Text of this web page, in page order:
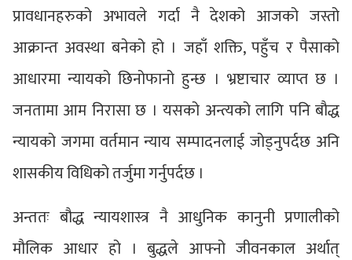
प्रावधानहरुको अभावले गर्दा नै देशको आजको जस्तो
आक्रान्त अवस्था बनेको हो । जहाँ शक्ति, पहुँच र पैसाको
आधारमा न्यायको छिनोफानो हुन्छ । भ्रष्टाचार व्याप्त छ ।
जनतामा आम निरासा छ । यसको अन्त्यको लागि पनि बौद्ध
न्यायको जगमा वर्तमान न्याय सम्पादनलाई जोड्नुपर्दछ अनि
शासकीय विधिको तर्जुमा गर्नुपर्दछ ।
अन्ततः बौद्ध न्यायशास्त्र नै आधुनिक कानुनी प्रणालीको
मौलिक आधार हो । बुद्धले आफ्नो जीवनकाल अर्थात्